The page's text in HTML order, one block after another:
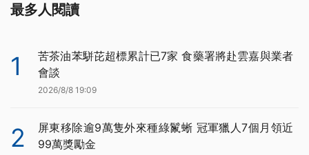
最多人閱讀
1
苦茶油苯駢芘超標累計已7家 食藥署將赴雲嘉與業者
會談
2026/8/8 19:09
2
屏東移除逾9萬隻外來種綠鬣蜥 冠軍獵人7個月領近
99萬獎勵金